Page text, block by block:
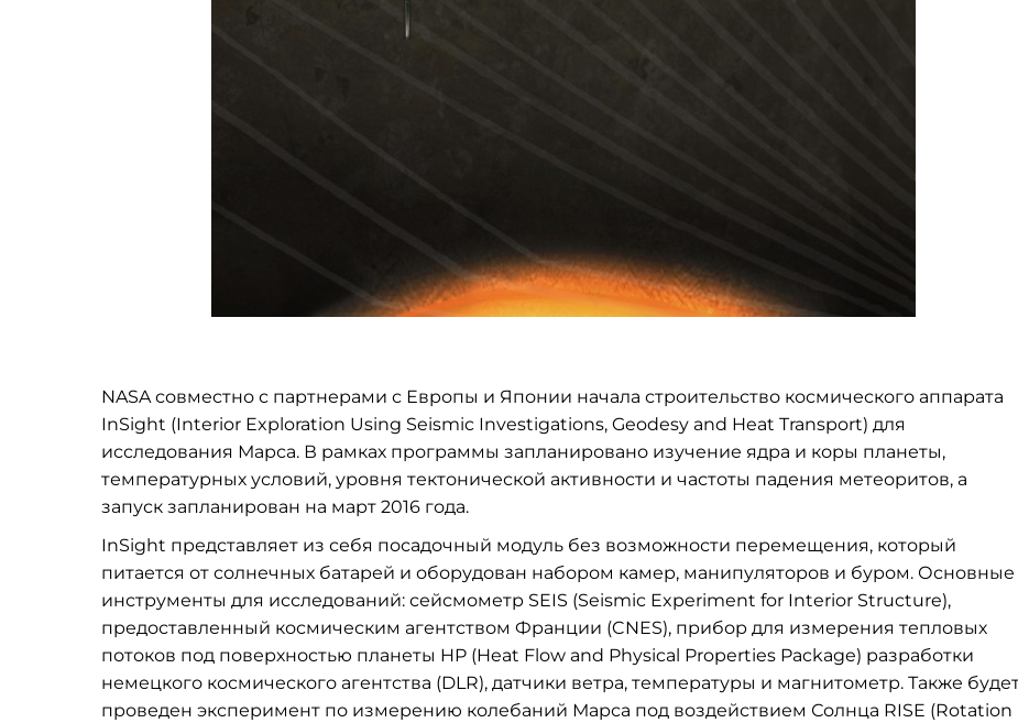
NASA совместно с партнерами с Европы и Японии начала строительство космического аппарата
InSight (Interior Exploration Using Seismic Investigations, Geodesy and Heat Transport) для
исследования Марса. В рамках программы запланировано изучение ядра и коры планеты,
температурных условий, уровня тектонической активности и частоты падения метеоритов, а
запуск запланирован на март 2016 года.
InSight представляет из себя посадочный модуль без возможности перемещения, который
питается от солнечных батарей и оборудован набором камер, манипуляторов и буром. Основные
инструменты для исследований: сейсмометр SEIS (Seismic Experiment for Interior Structure),
предоставленный космическим агентством Франции (CNES), прибор для измерения тепловых
потоков под поверхностью планеты HP (Heat Flow and Physical Properties Package) разработки
немецкого космического агентства (DLR), датчики ветра, температуры и магнитометр. Также
проведен эксперимент по измерению колебаний Марса под воздействием Солнца RISE (Rotation